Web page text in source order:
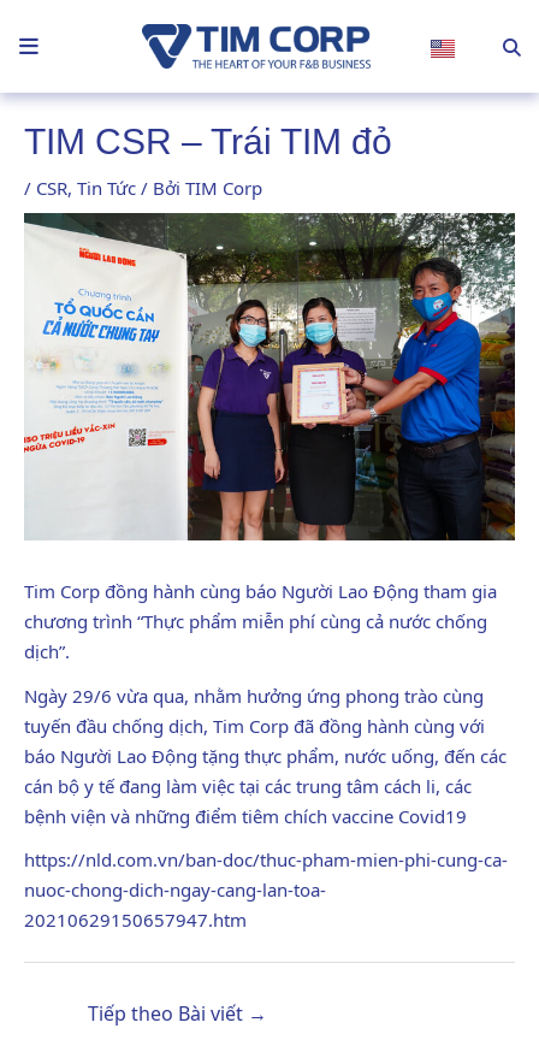
tới
dung
TIM CSR – Trái TIM đỏ
/ CSR, Tin Tức / Bởi TIM Corp
Tim Corp đồng hành cùng báo Người Lao Động tham gia
chương trình “Thực phẩm miễn phí cùng cả nước chống
dịch”.
Ngày 29/6 vừa qua, nhằm hưởng ứng phong trào cùng
tuyến đầu chống dịch, Tim Corp đã đồng hành cùng với
báo Người Lao Động tặng thực phẩm, nước uống, đến các
cán bộ y tế đang làm việc tại các trung tâm cách li, các
bệnh viện và những điểm tiêm chích vaccine Covid19
https://nld.com.vn/ban-doc/thuc-pham-mien-phi-cung-ca-
nuoc-chong-dich-ngay-cang-lan-toa-
20210629150657947.htm
Tiếp theo Bài viết →